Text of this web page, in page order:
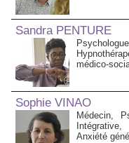
Sandra PENTURE
Sophie VINAO
Médecin,
Anxiété